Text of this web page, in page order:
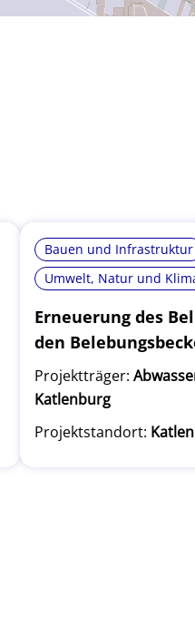
Bauen und Infrastruktur
Umwelt, Natur und
Erneuerung des
den
Projektträger:
Katlenburg
Projektstandort: